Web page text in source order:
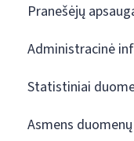
Pranešėjų
Administracinė
Statistiniai
Asmens